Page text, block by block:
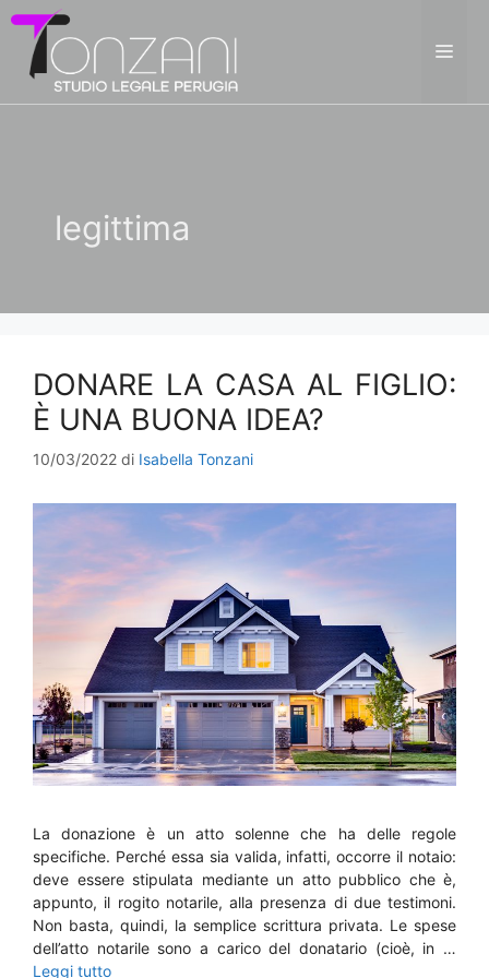
Vai
contenuto
legittima
DONARE LA CASA AL FIGLIO:
È UNA BUONA IDEA?
10/03/2022 di Isabella Tonzani
La donazione è un atto solenne che ha delle regole
specifiche. Perché essa sia valida, infatti, occorre il notaio:
deve essere stipulata mediante un atto pubblico che è,
appunto, il rogito notarile, alla presenza di due testimoni.
Non basta, quindi, la semplice scrittura privata. Le spese
dell’atto notarile sono a carico del donatario (cioè, in …
Leggi tutto